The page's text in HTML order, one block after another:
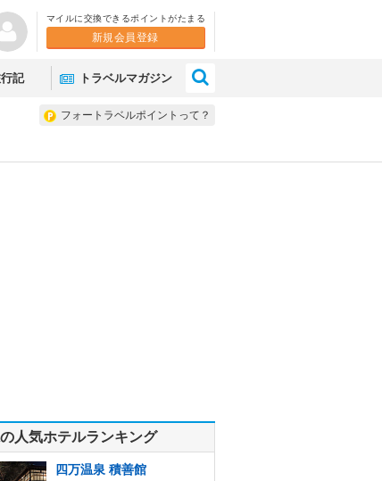
マイルに交換できるポイントがたまる
新規会員登録
記 トラベルマガジン
フォートラベルポイントって？
人気ホテルランキング
四万温泉 積善館